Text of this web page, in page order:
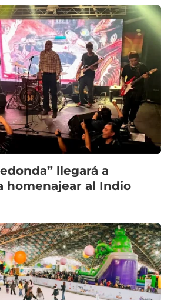
llegará a
homenajear al Indio